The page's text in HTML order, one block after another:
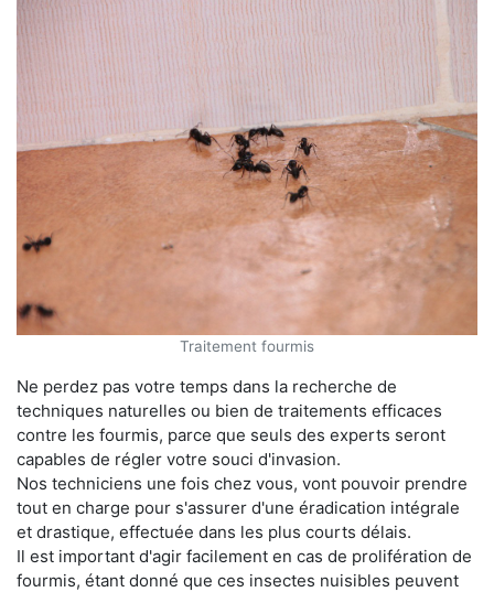
Traitement fourmis
Ne perdez pas votre temps dans la recherche de
techniques naturelles ou bien de traitements efficaces
contre les fourmis, parce que seuls des experts seront
capables de régler votre souci d'invasion.
Nos techniciens une fois chez vous, vont pouvoir prendre
tout en charge pour s'assurer d'une éradication intégrale
et drastique, effectuée dans les plus courts délais.
Il est important d'agir facilement en cas de prolifération de
fourmis, étant donné que ces insectes nuisibles peuvent